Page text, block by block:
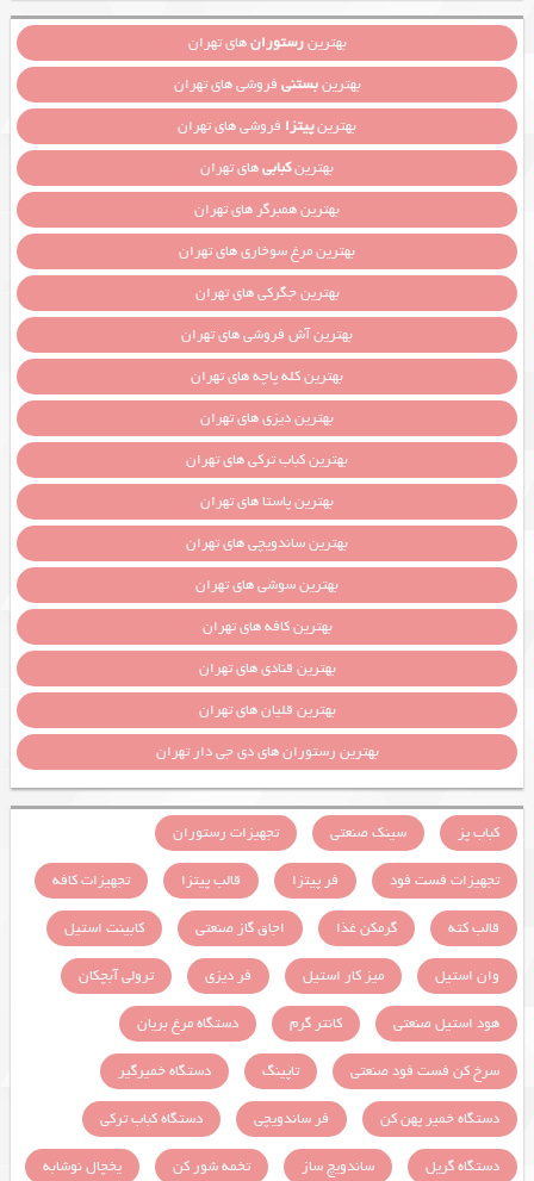
بهترینرستورانهای تهران
بهترینبستنی فروشی های تهران
بهترینپیتزا فروشی های تهران
بهترینکبابیهای تهران
بهترین همبرگر های تهران
بهترین مرغ سوخاری های تهران
بهترین جگرکی های تهران
بهترین آش فروشی های تهران
بهترین کله پاچه های تهران
بهترین دیزی های تهران
بهترین کباب ترکی های تهران
بهترین پاستا های تهران
بهترین ساندویچی های تهران
بهترین سوشی های تهران
بهترین کافه های تهران
بهترین قنادی های تهران
بهترین قلیان های تهران
بهترین رستوران های دی جی دار تهران
کباب پز سینک صنعتی
تجهیزات رستوران
تجهیزات فست فود
فر پیتزا قالب پیتزا
تجهیزات کافه
قالب کته
گرمکن غذا اجاق گاز صنعتی
کابینت استیل
وان استیل
میز کار استیل فر دیزی
ترولی آبچکان
هود استیل صنعتی
کانتر گرم
دستگاه مرغ بریان
سرخ کن فست فود صنعتی
تاپینگ
دستگاه خمیرگیر
دستگاه خمیر پهن کن
فر ساندویچی
دستگاه کباب ترکی
دستگاه گریل
ساندویچ ساز تخمه شور کن
یخچال نوشابه